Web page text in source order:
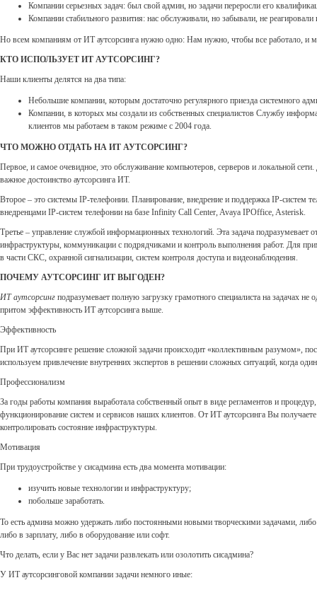
Компании серьезных задач: был свой админ, но задачи переросли его
Компании стабильного развития: нас обслуживали, но забывали, не
Но всем компаниям от ИТ аутсорсинга нужно одно: Нам нужно, чтобы все работало, и
КТО ИСПОЛЬЗУЕТ ИТ АУТСОРСИНГ?
Наши клиенты делятся на два типа:
Небольшие компании, которым достаточно регулярного приезда системного
Компании, в которых мы создали из собственных специалистов Службу
клиентов мы работаем в таком режиме с 2004 года.
ЧТО МОЖНО ОТДАТЬ НА ИТ АУТСОРСИНГ?
Первое, и самое очевидное, это обслуживание компьютеров, серверов и локальной
важное достоинство аутсорсинга ИТ.
Второе – это системы IP-телефонии. Планирование, внедрение и поддержка IP-систем
внедренцами IP-систем телефонии на базе Infinity Call Center, Avaya IPOffice, Asterisk.
Третье – управление службой информационных технологий. Эта задача
инфраструктуры, коммуникации с подрядчиками и контроль выполнения работ. Для
в части СКС, охранной сигнализации, систем контроля доступа и видеонаблюдения.
ПОЧЕМУ АУТСОРСИНГ ИТ ВЫГОДЕН?
ИТ аутсорсинг подразумевает полную загрузку грамотного специалиста на задачах
притом эффективность ИТ аутсорсинга выше.
Эффективность
При ИТ аутсорсинге решение сложной задачи происходит «коллективным разумом»,
используем привлечение внутренних экспертов в решении сложных ситуаций, когда
Профессионализм
За годы работы компания выработала собственный опыт в виде регламентов и
функционирование систем и сервисов наших клиентов. От ИТ аутсорсинга Вы
контролировать состояние инфраструктуры.
Мотивация
При трудоустройстве у сисадмина есть два момента мотивации:
изучить новые технологии и инфраструктуру;
побольше заработать.
То есть админа можно удержать либо постоянными новыми творческими задачами,
либо в зарплату, либо в оборудование или софт.
Что делать, если у Вас нет задачи развлекать или озолотить сисадмина?
У ИТ аутсорсинговой компании задачи немного иные: